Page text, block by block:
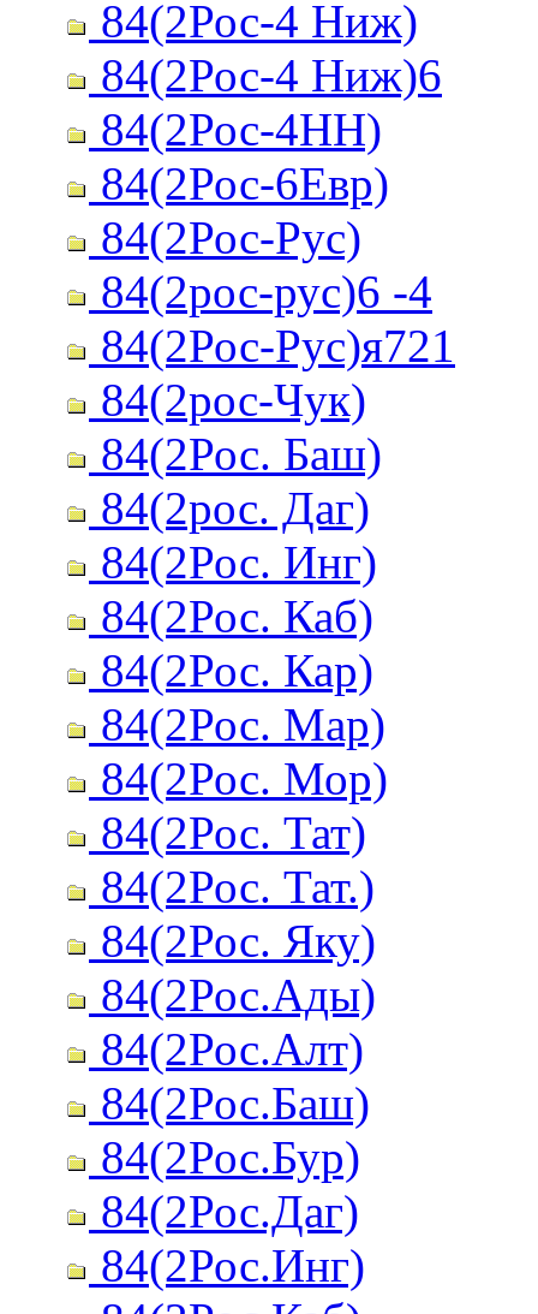
84(2Рос-4 Ниж)
84(2Рос-4 Ниж)6
84(2Рос-4НН)
84(2Рос-6Евр)
84(2Рос-Рус)
84(2рос-рус)6 -4
84(2Рос-Рус)я721
84(2рос-Чук)
84(2Рос. Баш)
84(2рос. Даг)
84(2Рос. Инг)
84(2Рос. Каб)
84(2Рос. Кар)
84(2Рос. Мар)
84(2Рос. Мор)
84(2Рос. Тат)
84(2Рос. Тат.)
84(2Рос. Яку)
84(2Рос.Ады)
84(2Рос.Алт)
84(2Рос.Баш)
84(2Рос.Бур)
84(2Рос.Даг)
84(2Рос.Инг)